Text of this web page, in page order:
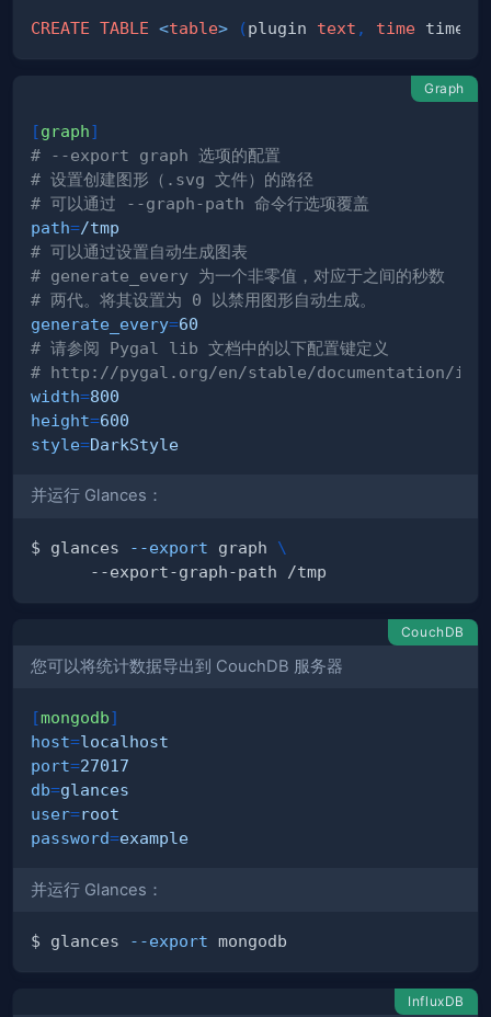
CREATE TABLE <table> (plugin text , time
Graph
[graph]
# --export graph 选项的配置
# 设置创建图形（.svg 文件）的路径
# 可以通过 --graph-path 命令行选项覆盖
path=/tmp
# 可以通过设置自动生成图表
# generate_every 为一个非零值，对应于之间的秒数
# 两代。将其设置为 0 以禁用图形自动生成。
generate_every=60
# 请参阅 Pygal lib 文档中的以下配置键定义
# http://pygal.org/en/stable/documentation/
width=800
height=600
style=DarkStyle
并运行 Glances：
$ glances --export graph \
CouchDB
您可以将统计数据导出到 CouchDB 服务器
[mongodb]
host=localhost
port=27017
db=glances
user=root
password=example
并运行 Glances：
$ glances --export
InfluxDB